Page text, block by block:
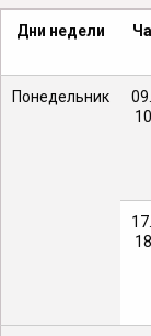
Дни недели
Понедельник